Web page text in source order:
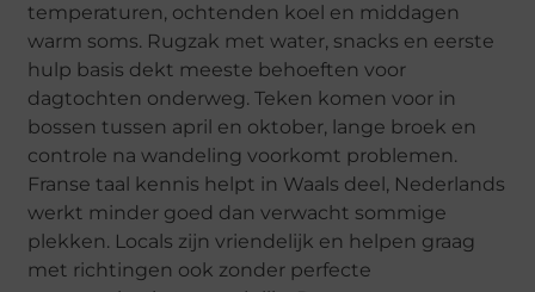
temperaturen, ochtenden koel en middagen
warm soms. Rugzak met water, snacks en eerste
hulp basis dekt meeste behoeften voor
dagtochten onderweg. Teken komen voor in
bossen tussen april en oktober, lange broek en
controle na wandeling voorkomt problemen.
Franse taal kennis helpt in Waals deel, Nederlands
werkt minder goed dan verwacht sommige
plekken. Locals zijn vriendelijk en helpen graag
met richtingen ook zonder perfecte